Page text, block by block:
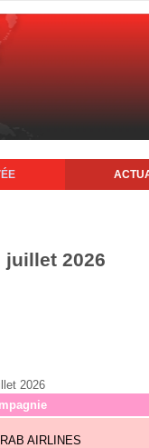
juillet 2026
2026
AIRLINES